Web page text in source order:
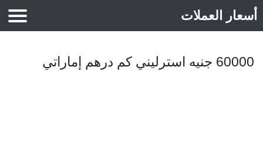
أسعار العملات
60000 جنيه استرليني كم درهم إماراتي